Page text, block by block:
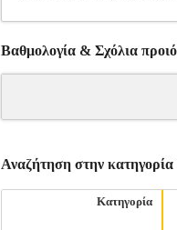
Βαθμολογία & Σχόλια
Αναζήτηση στην
Κατηγορία